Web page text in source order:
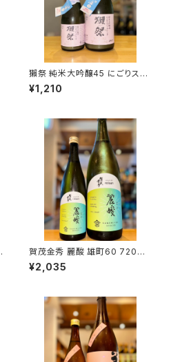
獺祭 純米大吟醸45 にごりスパ
ークリング 360ml１本（旭酒
造・山口県岩国市周東町）
¥1,210
賀茂金秀 麗酸 雄町60 720ml
１本（金光酒造・広島県東広島市
黒瀬町）
¥2,035